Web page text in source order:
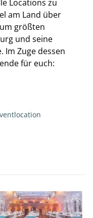
Locations zu
am Land über
größten
und seine
Im Zuge dessen
für euch: